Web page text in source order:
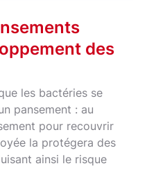
des
les bactéries se
pansement : au
pour recouvrir
la protégera des
ainsi le risque